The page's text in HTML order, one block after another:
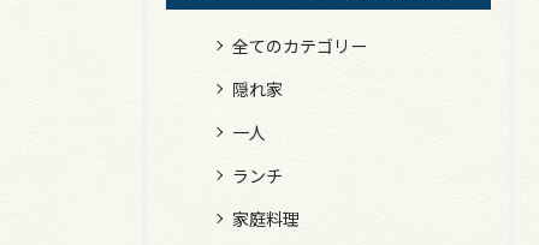
全てのカテゴリー
隠れ家
一人
ランチ
家庭料理